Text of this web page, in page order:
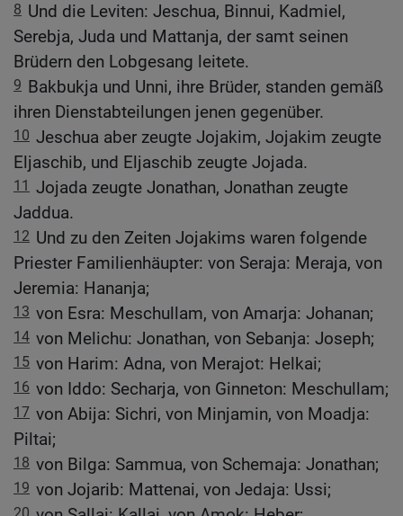
8 Und die Leviten: Jeschua, Binnui, Kadmiel,
Serebja, Juda und Mattanja, der samt seinen
Brüdern den Lobgesang leitete.
9 Bakbukja und Unni, ihre Brüder, standen gemäß
ihren Dienstabteilungen jenen gegenüber.
10 Jeschua aber zeugte Jojakim, Jojakim zeugte
Eljaschib, und Eljaschib zeugte Jojada.
11 Jojada zeugte Jonathan, Jonathan zeugte
Jaddua.
12 Und zu den Zeiten Jojakims waren folgende
Priester Familienhäupter: von Seraja: Meraja, von
Jeremia: Hananja;
13 von Esra: Meschullam, von Amarja: Johanan;
14 von Melichu: Jonathan, von Sebanja: Joseph;
15 von Harim: Adna, von Merajot: Helkai;
16 von Iddo: Secharja, von Ginneton: Meschullam;
17 von Abija: Sichri, von Minjamin, von Moadja:
Piltai;
18 von Bilga: Sammua, von Schemaja: Jonathan;
19 von Jojarib: Mattenai, von Jedaja: Ussi;